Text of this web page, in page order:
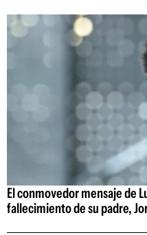
El conmovedor mensaje de
fallecimiento de su padre,